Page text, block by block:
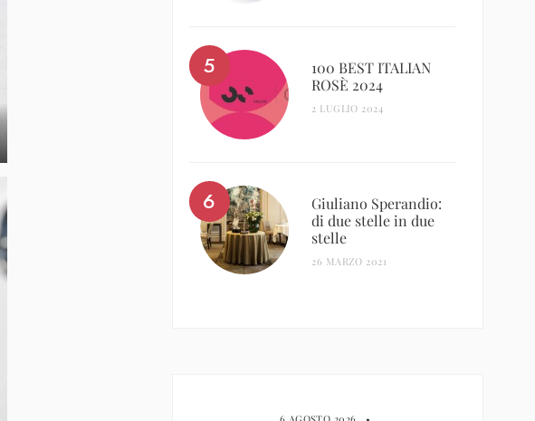
100 BEST ITALIAN
ROSÈ 2024
2 LUGLIO 2024
Giuliano Sperandio:
di due stelle in due
stelle
26 MARZO 2021